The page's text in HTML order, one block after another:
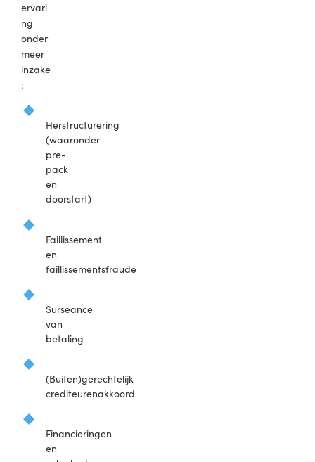
ervari
ng
onder
meer
inzake
:
Herstructurering
(waaronder
pre-
pack
en
doorstart)
Faillissement
en
faillissementsfraude
Surseance
van
betaling
(Buiten)gerechtelijk
crediteurenakkoord
Financieringen
en